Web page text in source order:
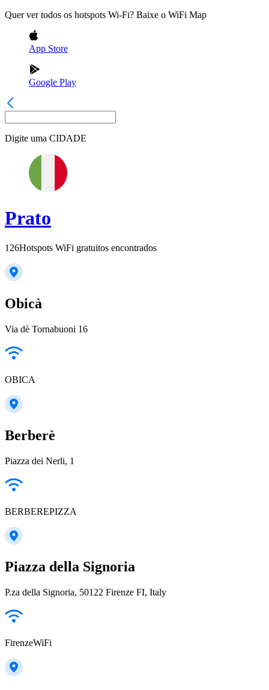
Quer ver todos os hotspots Wi-Fi? Baixe o WiFi Map
App Store
Google Play
Digite uma CIDADE
Prato
126Hotspots WiFi gratuitos encontrados
Obicà
Via dè Tornabuoni 16
OBICA
Berberè
Piazza dei Nerli, 1
BERBEREPIZZA
Piazza della Signoria
P.za della Signoria, 50122 Firenze FI, Italy
FirenzeWiFi